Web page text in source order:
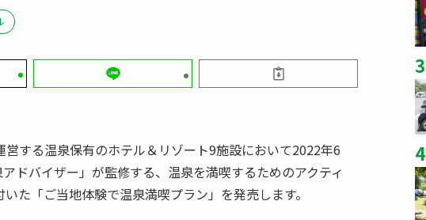
する温泉保有のホテル＆リゾート9施設において2022年6
ドバイザー」が監修する、温泉を満喫するためのアクティ
た「ご当地体験で温泉満喫プラン」を発売します。
3
4